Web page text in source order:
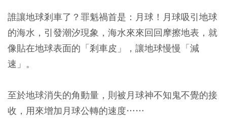
誰讓地球剎車了？罪魁禍首是：月球！月球吸引地球
的海水，引發潮汐現象，海水來來回回摩擦地表，就
像貼在地球表面的「剎車皮」，讓地球慢慢「減
速」。
至於地球消失的角動量，則被月球神不知鬼不覺的接
收，用來增加月球公轉的速度……